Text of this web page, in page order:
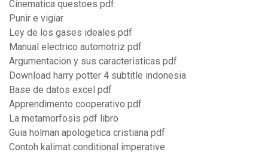
Cinematica questoes pdf
Punir e vigiar
Ley de los gases ideales pdf
Manual electrico automotriz pdf
Argumentacion y sus caracteristicas pdf
Download harry potter 4 subtitle indonesia
Base de datos excel pdf
Apprendimento cooperativo pdf
La metamorfosis pdf libro
Guia holman apologetica cristiana pdf
Contoh kalimat conditional imperative